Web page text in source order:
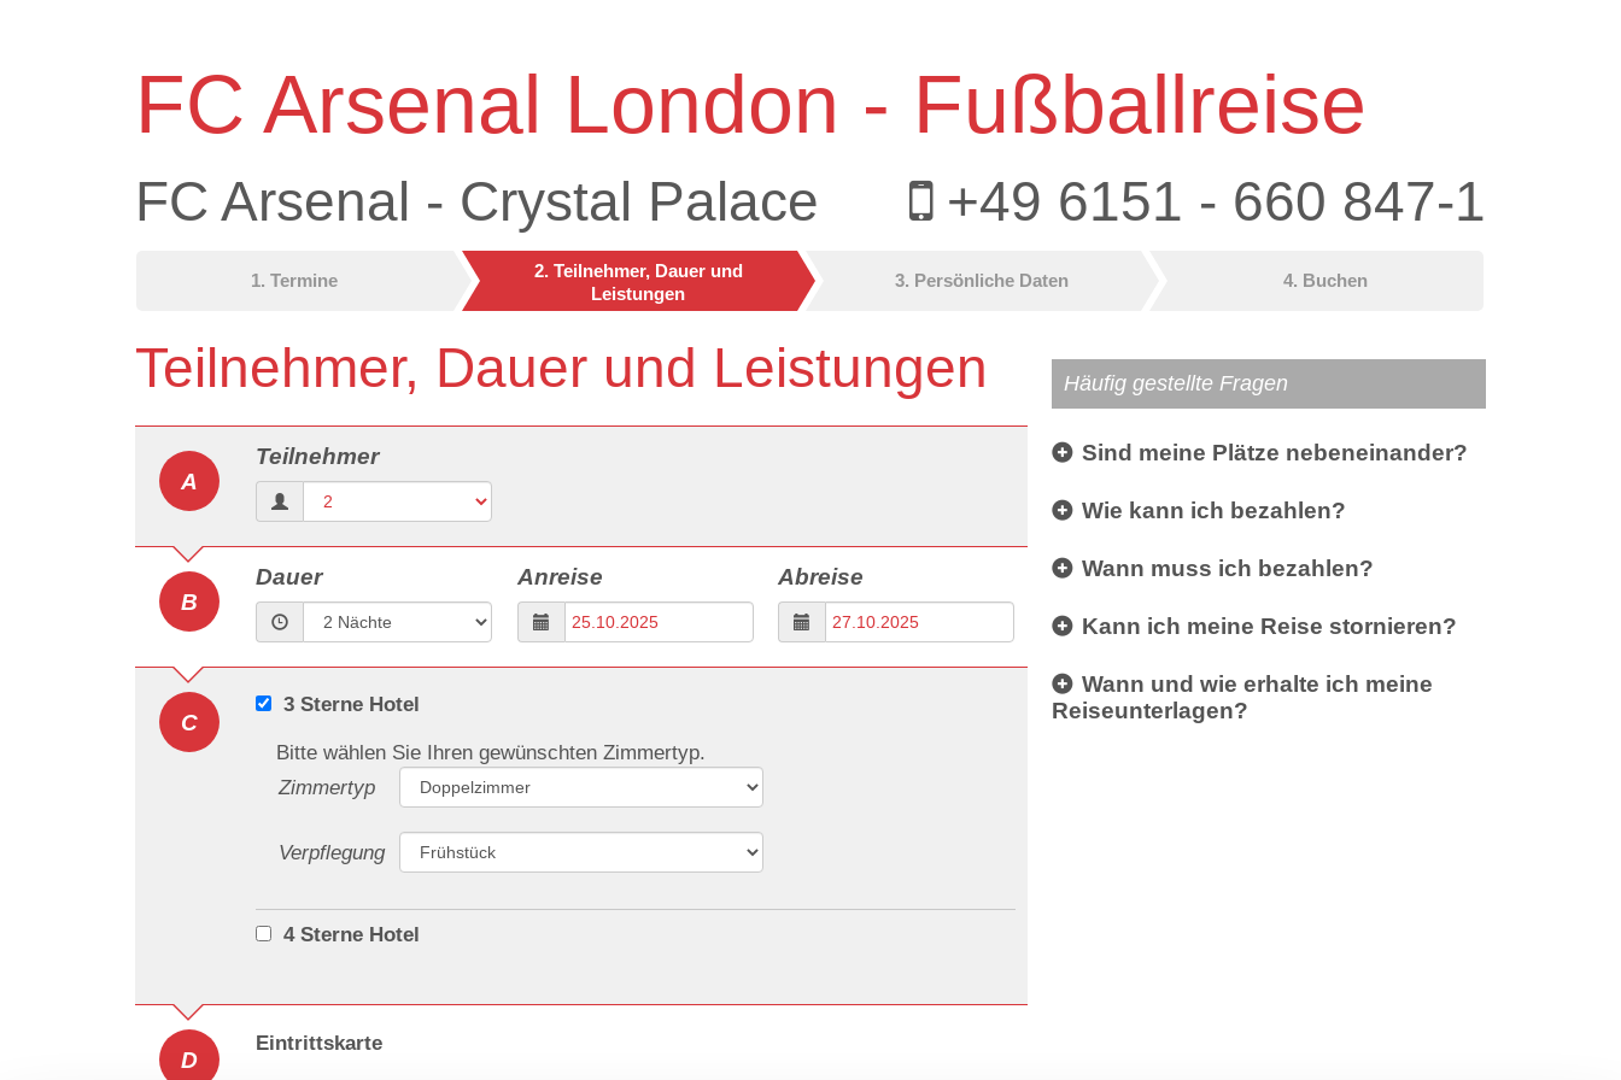
FC Arsenal London - Fußballreise
FC Arsenal - Crystal Palace +49 6151 - 660 847-1
1. Termine
2. Teilnehmer, Dauer und
Leistungen
3. Persönliche Daten 4. Buchen
Teilnehmer, Dauer und Leistungen
A
Teilnehmer
B
Dauer Anreise Abreise
C
3 Sterne Hotel
Bitte wählen Sie Ihren gewünschten Zimmertyp.
Zimmertyp
Verpflegung
4 Sterne Hotel
D
Eintrittskarte
Häufig gestellte Fragen
Sind meine Plätze nebeneinander?
Wie kann ich bezahlen?
Wann muss ich bezahlen?
Kann ich meine Reise stornieren?
Wann und wie erhalte ich meine
Reiseunterlagen?